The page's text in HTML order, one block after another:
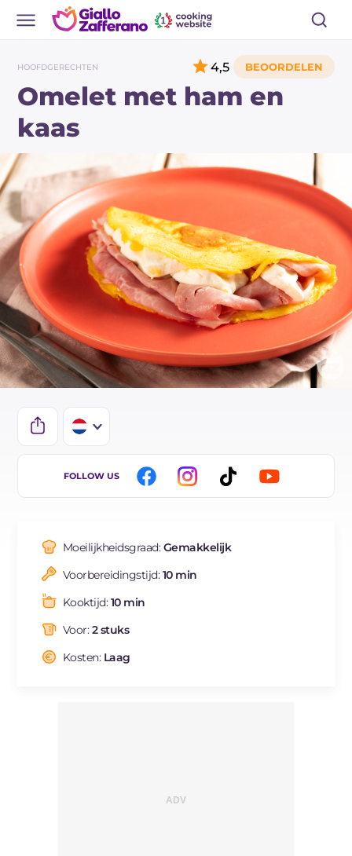
HOOFDGERECHTEN
Omelet met ham en
kaas
4,5
IT
DE
ES
BR
FOLLOW US
Moeilijkheidsgraad:Gemakkelijk
Voorbereidingstijd:10 min
Kooktijd:10 min
Voor:2 stuks
Kosten: Laag